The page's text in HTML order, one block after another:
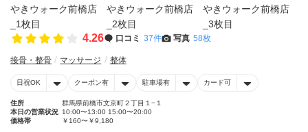
4.26 口コミ 37件 写真 58枚
接骨・整骨 マッサージ 整体
日祝OK クーポン有 駐車場有 カード可
住所
群馬県前橋市文京町２丁目１−１
本日の営業状況 10:00〜13:00 15:00〜20:00
価格帯
￥160〜￥9,180